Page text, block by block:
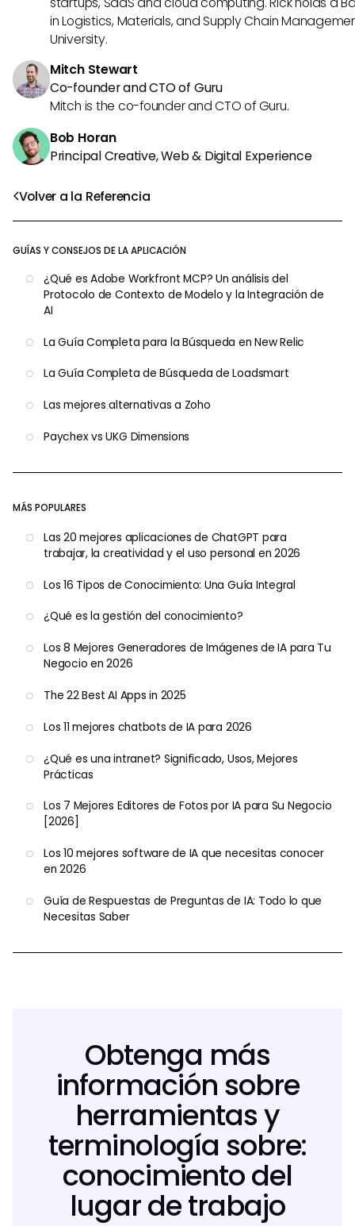
Volver a la Referencia
GUÍAS Y CONSEJOS DE LA APLICACIÓN
¿Qué es Adobe Workfront MCP? Un análisis del
Protocolo de Contexto de Modelo y la Integración de
AI
La Guía Completa para la Búsqueda en New Relic
La Guía Completa de Búsqueda de Loadsmart
Las mejores alternativas a Zoho
Paychex vs UKG Dimensions
MÁS POPULARES
Las 20 mejores aplicaciones de ChatGPT para
trabajar, la creatividad y el uso personal en 2026
Los 16 Tipos de Conocimiento: Una Guía Integral
¿Qué es la gestión del conocimiento?
Los 8 Mejores Generadores de Imágenes de IA para Tu
Negocio en 2026
The 22 Best AI Apps in 2025
Los 11 mejores chatbots de IA para 2026
¿Qué es una intranet? Significado, Usos, Mejores
Prácticas
Los 7 Mejores Editores de Fotos por IA para Su Negocio
[2026]
Los 10 mejores software de IA que necesitas conocer
en 2026
Guía de Respuestas de Preguntas de IA: Todo lo que
Necesitas Saber
in Logistics, Materials, and Supply Chain
University.
Mitch Stewart
Co-founder and CTO of Guru
Mitch is the co-founder and CTO of Guru.
Bob Horan
Principal Creative, Web & Digital Experience
Obtenga más
información sobre
herramientas y
terminología sobre:
conocimiento del
lugar de trabajo